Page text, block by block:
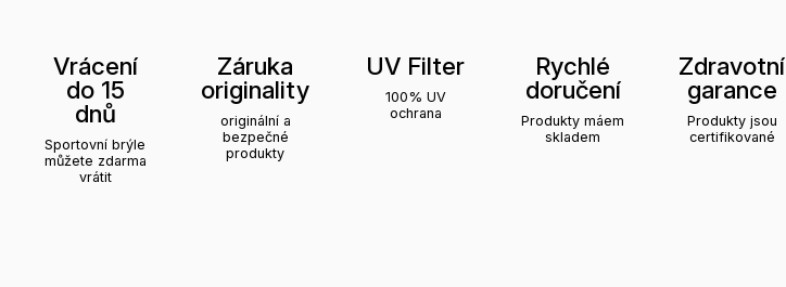
Vrácení
do 15
dnů
Sportovní brýle
můžete zdarma
vrátit
Záruka
originality
originální a
bezpečné
produkty
UV Filter
100% UV
ochrana
Rychlé
doručení
Produkty máem
skladem
Zdravotní
garance
Produkty jsou
certifikované